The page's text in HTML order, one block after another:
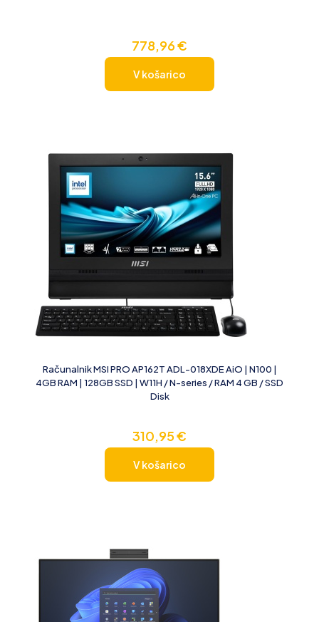
778,96€
V košarico
Računalnik MSI PRO AP162T ADL-018XDE AiO | N100 |
4GB RAM | 128GB SSD | W11H / N-series / RAM 4 GB / SSD
Disk
310,95€
V košarico